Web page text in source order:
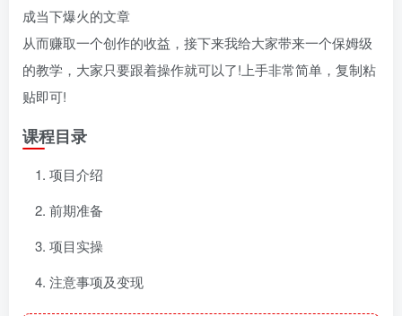
成当下爆火的文章
从而赚取一个创作的收益，接下来我给大家带来一个保姆级
的教学，大家只要跟着操作就可以了!上手非常简单，复制粘
贴即可!
课程目录
项目介绍
前期准备
项目实操
注意事项及变现